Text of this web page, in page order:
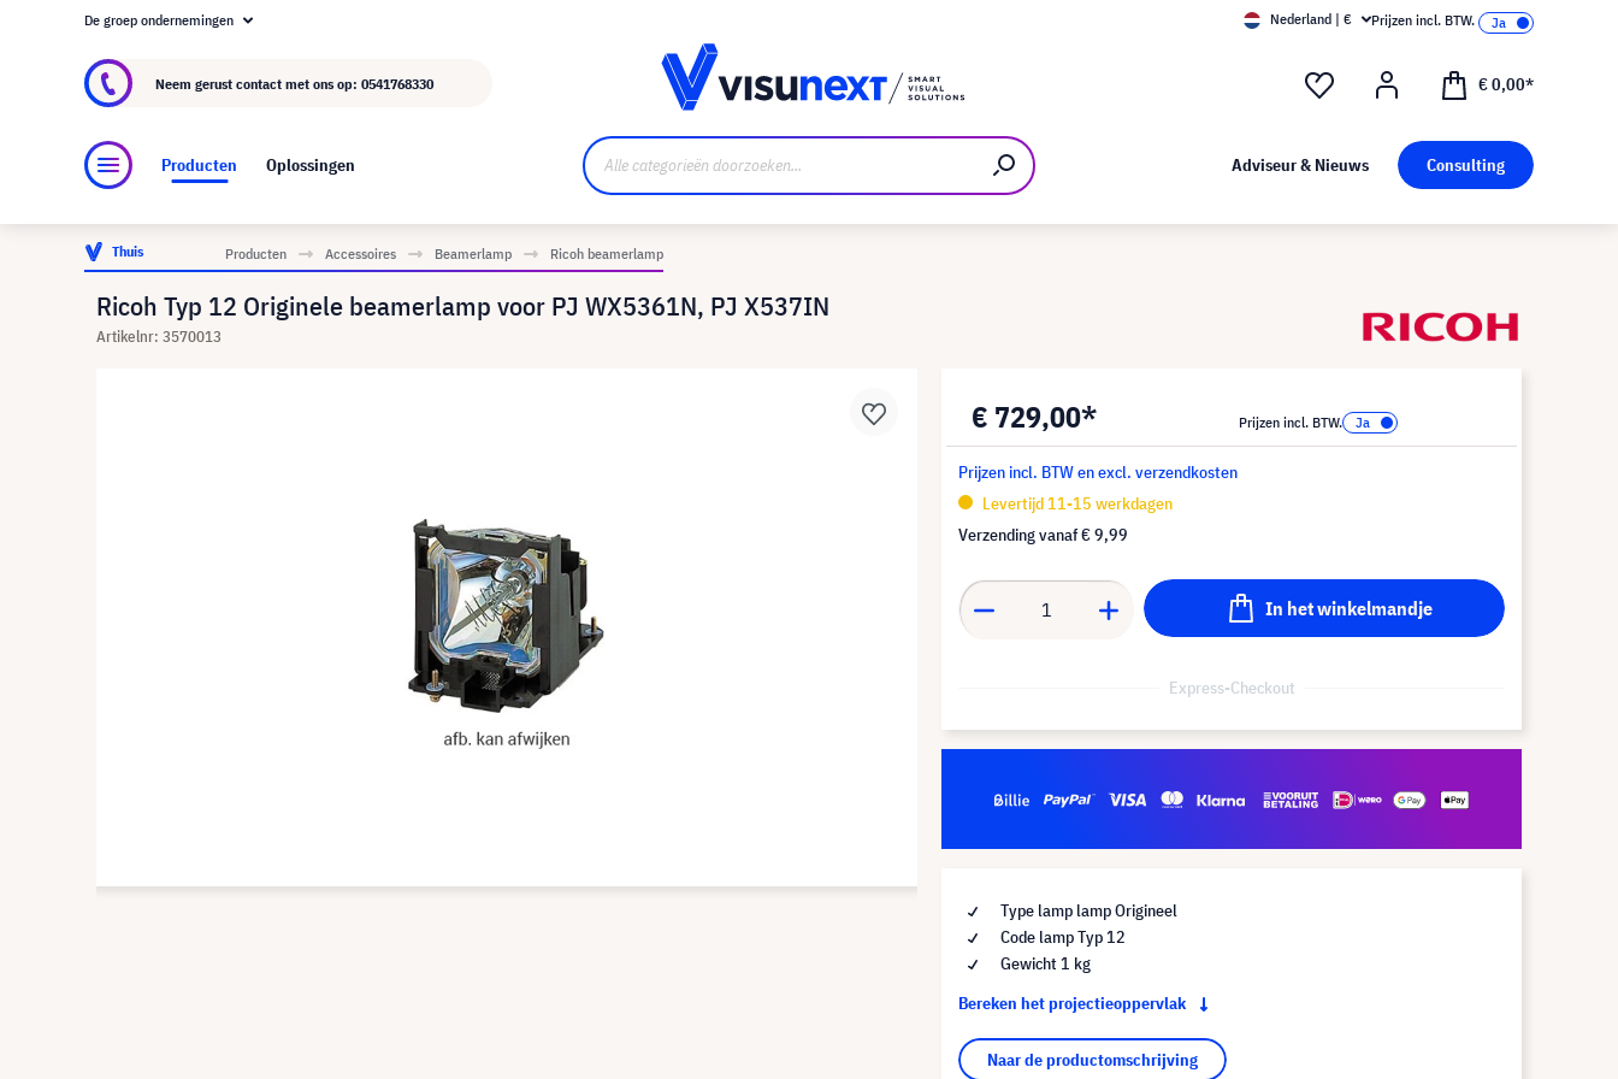
Over visunext.nl
De groep ondernemingen Nederland | € Prijzen incl. BTW.
Neem gerust contact met ons op: 0541768330 € 0,00*
Producten Oplossingen Adviseur & Nieuws Consulting
Thuis Producten Accessoires Beamerlamp Ricoh beamerlamp
Ricoh Typ 12 Originele beamerlamp voor PJ WX5361N, PJ X537IN
Artikelnr: 3570013
€ 729,00* Prijzen incl. BTW.
Prijzen incl. BTW en excl. verzendkosten
Levertijd 11-15 werkdagen
Verzending vanaf€ 9,99
In het winkelmandje
Express-Checkout
Type lamp lamp Origineel
Code lamp Typ 12
Gewicht 1 kg
Bereken het projectieoppervlak
Naar de productomschrijving